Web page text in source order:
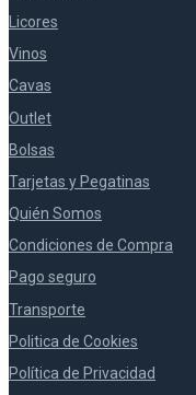
Licores
Vinos
Cavas
Outlet
Bolsas
Tarjetas y Pegatinas
Quién Somos
Condiciones de Compra
Pago seguro
Transporte
Politica de Cookies
Política de Privacidad